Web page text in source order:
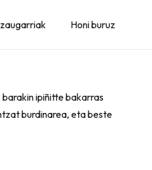
Honi buruz
ipiñitte bakarras
burdinarea, eta beste